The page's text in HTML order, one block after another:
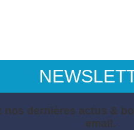
nos dernières actus &
email.